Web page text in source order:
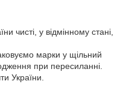
чисті, у відмінному стані,
марки у щільний
при пересиланні.
України.